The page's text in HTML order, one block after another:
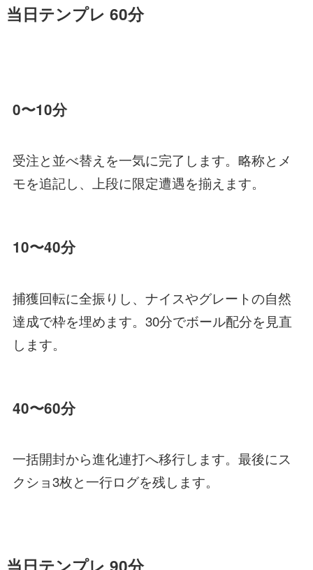
当日テンプレ 60分
0〜10分
受注と並べ替えを一気に完了します。略称とメ
モを追記し、上段に限定遭遇を揃えます。
10〜40分
捕獲回転に全振りし、ナイスやグレートの自然
達成で枠を埋めます。30分でボール配分を見直
します。
40〜60分
一括開封から進化連打へ移行します。最後にス
クショ3枚と一行ログを残します。